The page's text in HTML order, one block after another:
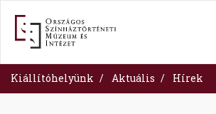
tartalomra
Kiállítóhelyünk Aktuális Hírek